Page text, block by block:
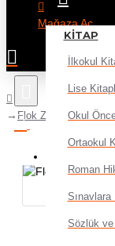
KITAP
İlkokul
Lise
Okul
Ortaokul
Roman
Sınavlara
Sözlük
Mağaza Aç
Flok Zemin Çim